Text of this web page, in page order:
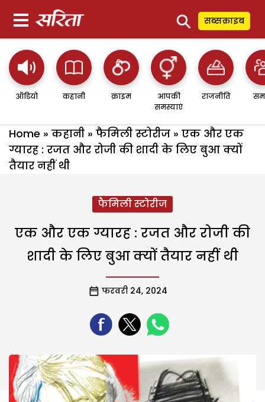
⚲ सब्सक्राइब
ऑडियो कहानी क्राइम
आपकी
समस्याएं
राजनीति
Home » कहानी » फैमिली स्टोरीज » एक और एक
ग्यारह : रजत और रोजी की शादी के लिए बुआ क्यों
तैयार नहीं थी
फैमिली स्टोरीज
एक और एक ग्यारह : रजत और रोजी की
शादी के लिए बुआ क्यों तैयार नहीं थी
फरवरी 24, 2024